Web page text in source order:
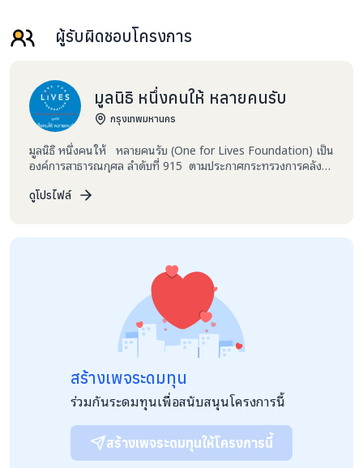
ผู้รับผิดชอบโครงการ
มูลนิธิ หนึ่งคนให้ หลายคนรับ
กรุงเทพมหานคร
มูลนิธิ หนึ่งคนให้ หลายคนรับ (One for Lives Foundation) เป็น
องค์การสาธารณกุศล ลำดับที่ 915 ตามประกาศกระทรวงการคลัง
ในการให้ความช่วยเหลือผู้ยากไร้และร่วมบรรเทาความเดือดร้อนแก่ผู้
ผู้ป่วยด้อยโอกาส ผ่านโครงการต่างๆ
ดูโปรไฟล์
สร้างเพจระดมทุน
ร่วมกันระดมทุนเพื่อสนับสนุนโครงการนี้
สร้างเพจระดมทุนให้โครงการนี้